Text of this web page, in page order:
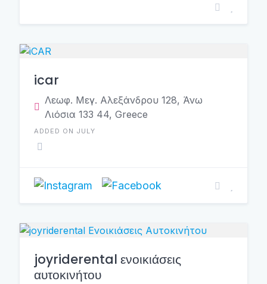
icar
Λεωφ. Μεγ. Αλεξάνδρου 128, Άνω
Λιόσια 133 44, Greece
ADDED ON JULY
joyriderental ενοικιάσεις
αυτοκινήτου